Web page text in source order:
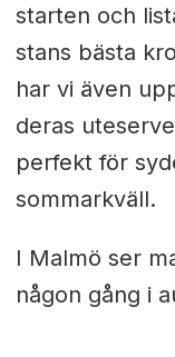
starten och
stans bästa
har vi även
deras
perfekt för
sommarkväll.
I Malmö ser
någon gång i